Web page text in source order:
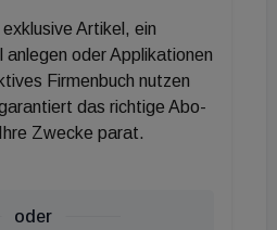
an: „Der deutsche
wird durch überzeugende
da das Angebot
zurückbleibt und
Schritt halten kann. Wir
Artikel, ein
anlegen oder Applikationen
Firmenbuch nutzen
das richtige Abo-
Zwecke parat.
oder